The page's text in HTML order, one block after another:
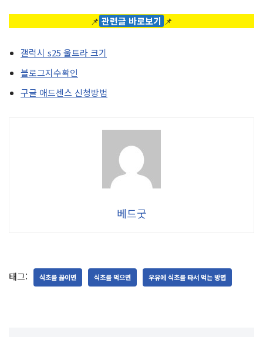
📌 관련글 바로보기 📌
갤럭시 s25 울트라 크기
블로그지수확인
구글 애드센스 신청방법
베드굿
태그: 식초를 끓이면 식초를 먹으면 우유에 식초를 타서 먹는 방법